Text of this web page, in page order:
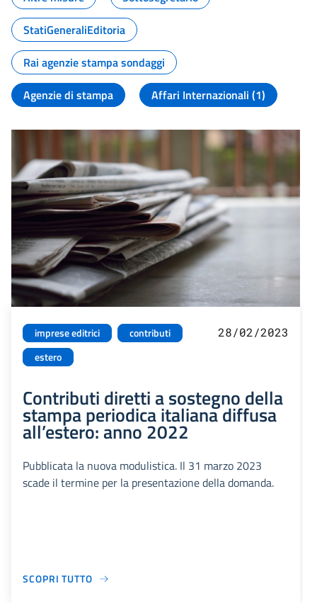
StatiGeneraliEditoria
Rai agenzie stampa sondaggi
Agenzie di stampa
Affari Internazionali (1)
imprese editrici
contributi
estero
28/02/2023
Contributi diretti a sostegno della
stampa periodica italiana diffusa
all’estero: anno 2022
Pubblicata la nuova modulistica. Il 31 marzo 2023
scade il termine per la presentazione della domanda.
SCOPRI TUTTO